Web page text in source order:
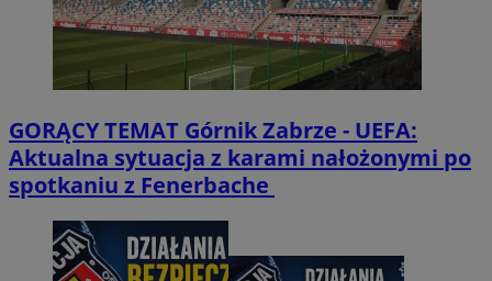
GORĄCY TEMAT Górnik Zabrze - UEFA:
Aktualna sytuacja z karami nałożonymi po
spotkaniu z Fenerbache